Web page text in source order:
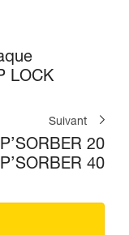
LOCK
Suivant
20
40